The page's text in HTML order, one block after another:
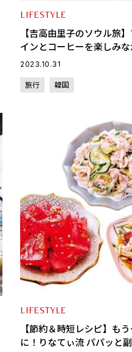
LIFESTYLE
【吉高由里子のソウル旅
インとコーヒーを楽しみ
ムードを体感〈Art編 vol.2
2023.10.31
旅行 韓国
LIFESTYLE
【節約＆時短レシピ】も
に！りなてぃ流 パパッと